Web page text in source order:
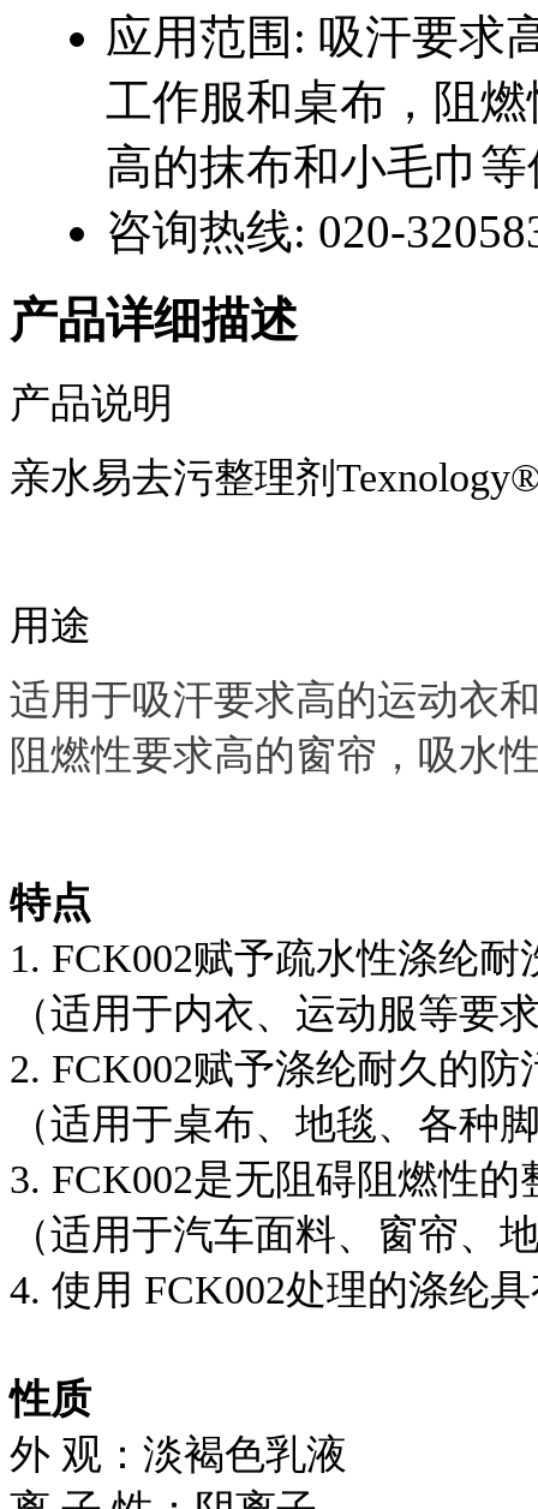
应用范围: 吸汗要求
工作服和桌布，阻
高的抹布和小毛巾
咨询热线: 020-
产品详细描述
产品说明
亲水易去污整理剂
用途
适用于吸汗要求高的运动衣
阻燃性要求高的窗帘，吸水
特点
1. FCK002赋予疏水性涤纶
（适用于内衣、运动服等要
2. FCK002赋予涤纶耐久的防
（适用于桌布、地毯、各种
3. FCK002是无阻碍阻燃性的
（适用于汽车面料、窗帘、
4. 使用 FCK002处理的涤纶
性质
外 观：淡褐色乳液